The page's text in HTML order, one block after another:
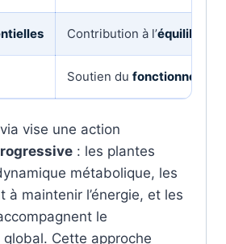
Contribution à l’équilibre
Soutien du
vise une action
: les plantes
métabolique, les
à maintenir l’énergie, et les
le
Cette approche